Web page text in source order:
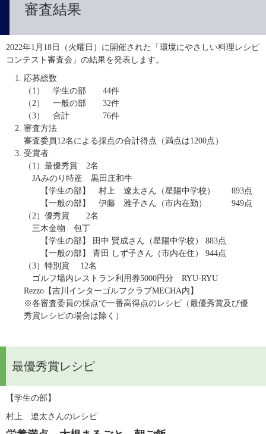
審査結果
2022年1月18日（火曜日）に開催された「環境にやさしい料理レシピ
コンテスト審査会」の結果を発表します。
応募総数
（1） 学生の部 44件
（2） 一般の部 32件
（3） 合計 76件
審査方法
審査委員12名による採点の合計得点（満点は1200点）
受賞者
（1）最優秀賞 2名
JAみのり特産 黒田庄和牛
【学生の部】 村上 遼太さん（星陽中学校） 893点
【一般の部】 伊藤 雅子さん（市内在勤） 949点
（2）優秀賞 2名
三木金物 包丁
【学生の部】 田中 賢成さん（星陽中学校） 883点
【一般の部】 青田 しず子さん（市内在住） 944点
（3）特別賞 12名
ゴルフ場内レストラン利用券5000円分 RYU-RYU
Rezzo【吉川インターゴルフクラブMECHA内】
※各審査委員の採点で一番高得点のレシピ（最優秀賞及び優
秀賞レシピの場合は除く）
最優秀賞レシピ
【学生の部】
村上　遼太さんのレシピ